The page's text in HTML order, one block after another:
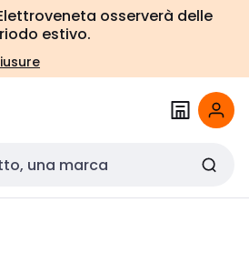
osserverà delle
estivo.